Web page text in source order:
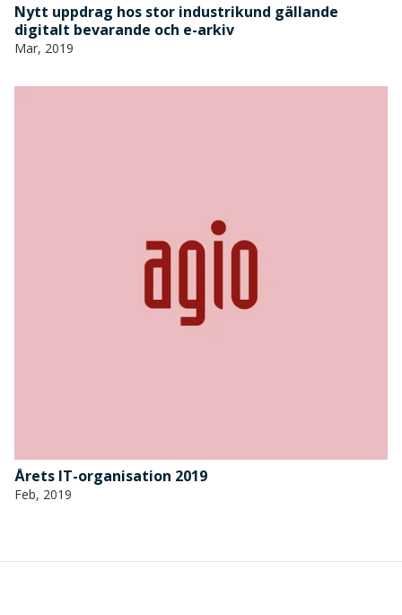
Nytt uppdrag hos stor industrikund gällande
digitalt bevarande och e-arkiv
Mar, 2019
Årets IT-organisation 2019
Feb, 2019